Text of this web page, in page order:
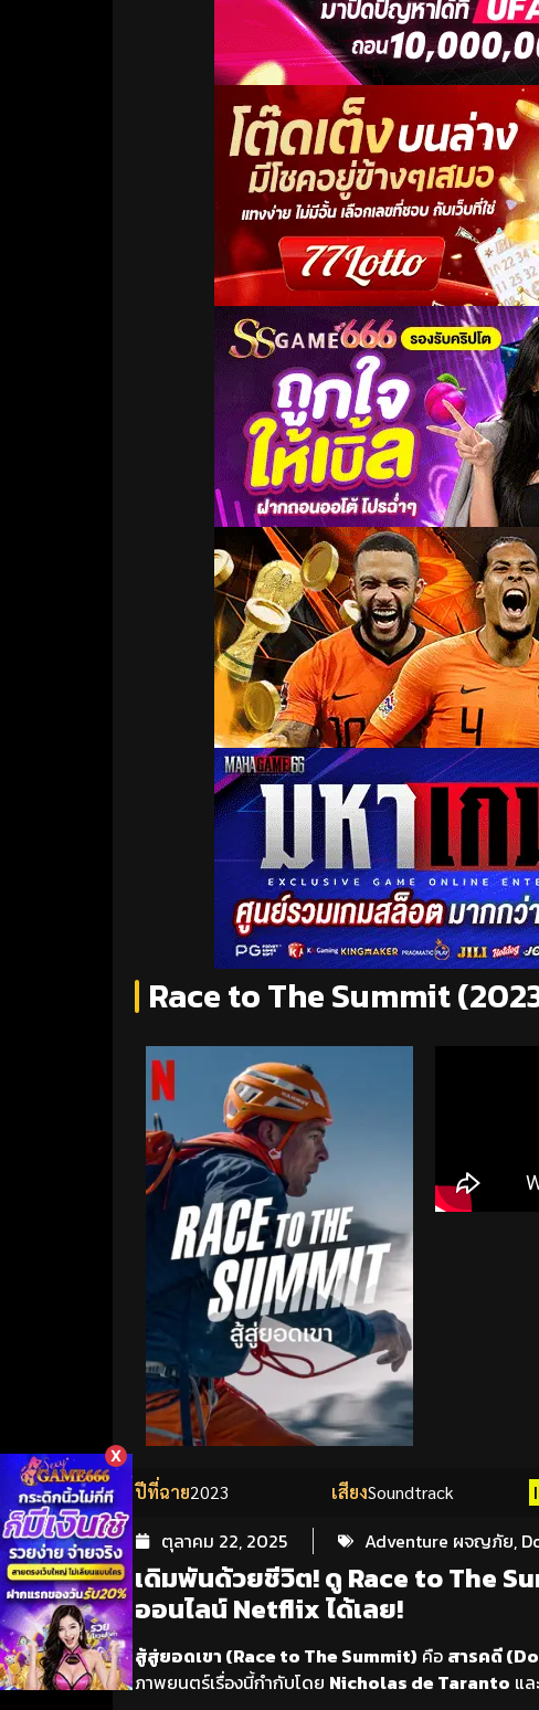
Race to The Summit
ปีที่ฉาย2023 เสียงSoundtrack
ตุลาคม 22, 2025 Adventure ผจญภัย,
เดิมพันด้วยชีวิต! ดู Race to The
ออนไลน์ Netflix ได้เลย!
สู้สู่ยอดเขา (Race to The Summit) คือ สารคดี
ภาพยนตร์เรื่องนี้กำกับโดย Nicholas de Taranto แล
X